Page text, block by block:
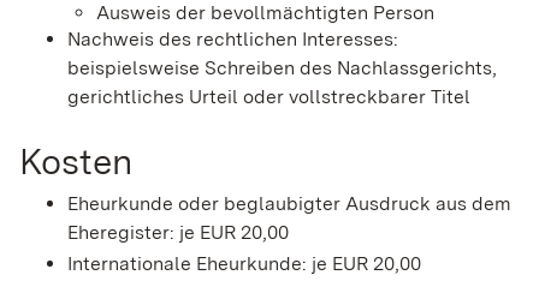
Ausweis der bevollmächtigten Person
Nachweis des rechtlichen Interesses:
beispielsweise Schreiben des Nachlassgerichts,
gerichtliches Urteil oder vollstreckbarer Titel
Kosten
Eheurkunde oder beglaubigter Ausdruck aus dem
Eheregister: je EUR 20,00
Internationale Eheurkunde: je EUR 20,00